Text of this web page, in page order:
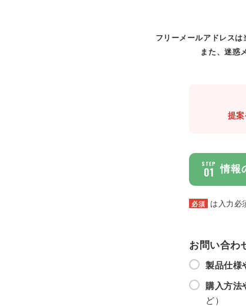
フリーメールアドレス
また、迷惑
提
STEP
01 情報
必須 は入力必
お問い合わ
製品仕様
購入方法
ど）